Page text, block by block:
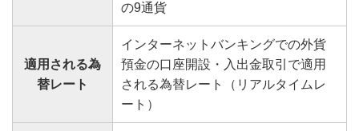
の9通貨
適用される為
替レート
インターネットバンキングでの外貨
預金の口座開設・入出金取引で適用
される為替レート（リアルタイムレ
ート）